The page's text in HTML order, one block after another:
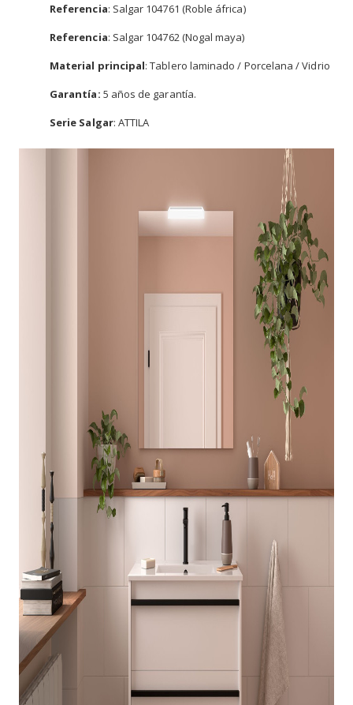
Referencia: Salgar 104761 (Roble áfrica)
Referencia: Salgar 104762 (Nogal maya)
Material principal: Tablero laminado / Porcelana / Vidrio
Garantía: 5 años de garantía.
Serie Salgar: ATTILA